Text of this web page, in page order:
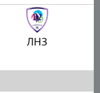
ЛНЗ